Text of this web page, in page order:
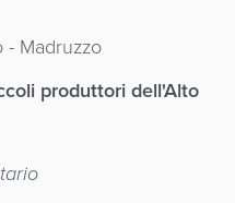
- Madruzzo
produttori dell'Alto